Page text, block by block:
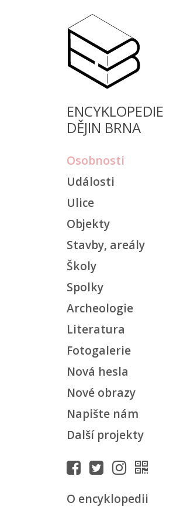
ENCYKLOPEDIE
DĚJIN BRNA
Osobnosti
Události
Ulice
Objekty
Stavby, areály
Školy
Spolky
Archeologie
Literatura
Fotogalerie
Nová hesla
Nové obrazy
Napište nám
Další projekty
O encyklopedii